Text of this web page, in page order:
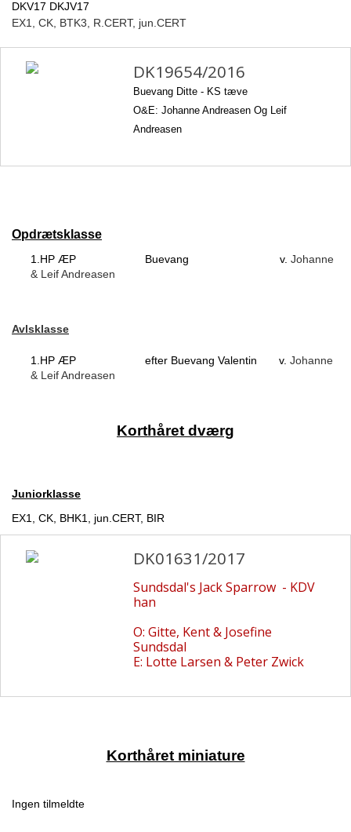
DKV17 DKJV17
EX1, CK, BTK3, R.CERT, jun.CERT
DK19654/2016
Buevang Ditte - KS tæve
O&E: Johanne Andreasen Og Leif
Andreasen
Opdrætsklasse
1.HP ÆP Buevang v. Johanne
& Leif Andreasen
Avlsklasse
1.HP ÆP efter Buevang Valentin v. Johanne
& Leif Andreasen
Korthåret dværg
Juniorklasse
EX1, CK, BHK1, jun.CERT, BIR
DK01631/2017
Sundsdal's Jack Sparrow - KDV
han
O: Gitte, Kent & Josefine
Sundsdal
E: Lotte Larsen & Peter Zwick
Korthåret miniature
Ingen tilmeldte